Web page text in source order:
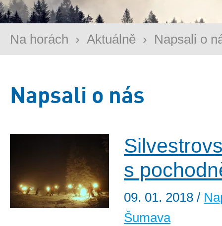
Na horách › Aktuálně › Napsali o
Napsali o nás
s
09. 01. 2018 /
Šumava